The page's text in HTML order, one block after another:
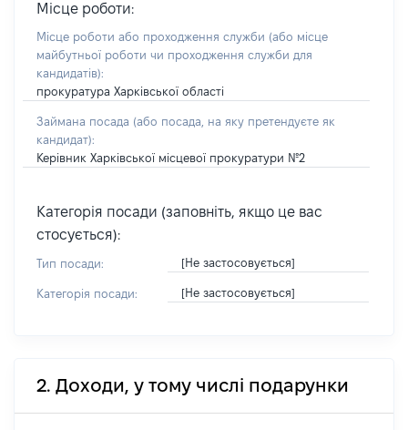
Місце роботи:
Місце роботи або проходження служби (або місце
майбутньої роботи чи проходження служби для
кандидатів):
прокуратура Харківської області
Займана посада (або посада, на яку претендуєте як
кандидат):
Керівник Харківської місцевої прокуратури №2
Категорія посади (заповніть, якщо це вас
стосується):
Тип посади: [Не застосовується]
Категорія посади: [Не застосовується]
2. Доходи, у тому числі подарунки